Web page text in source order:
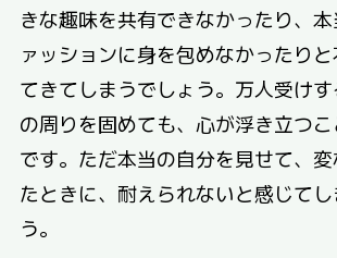
きな趣味を共有できなかったり、
ァッションに身を包めなかったり
てきてしまうでしょう。万人受け
の周りを固めても、心が浮き立つ
です。ただ本当の自分を見せて、
たときに、耐えられないと感じて
う。